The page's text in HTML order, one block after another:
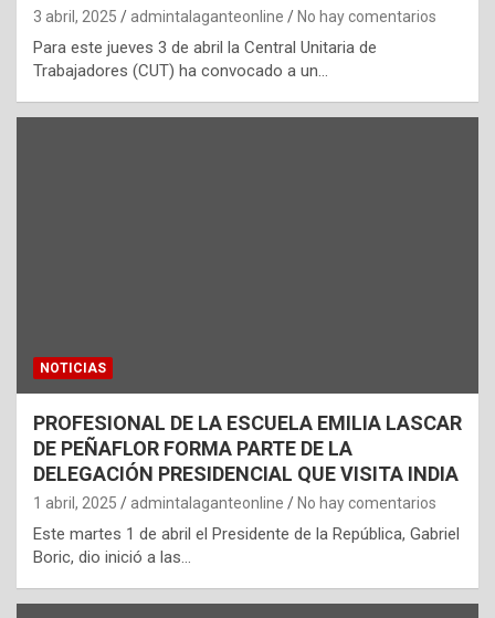
3 abril, 2025 admintalaganteonline No hay comentarios
Para este jueves 3 de abril la Central Unitaria de
Trabajadores (CUT) ha convocado a un…
NOTICIAS
PROFESIONAL DE LA ESCUELA EMILIA LASCAR
DE PEÑAFLOR FORMA PARTE DE LA
DELEGACIÓN PRESIDENCIAL QUE VISITA INDIA
1 abril, 2025 admintalaganteonline No hay comentarios
Este martes 1 de abril el Presidente de la República, Gabriel
Boric, dio inició a las…